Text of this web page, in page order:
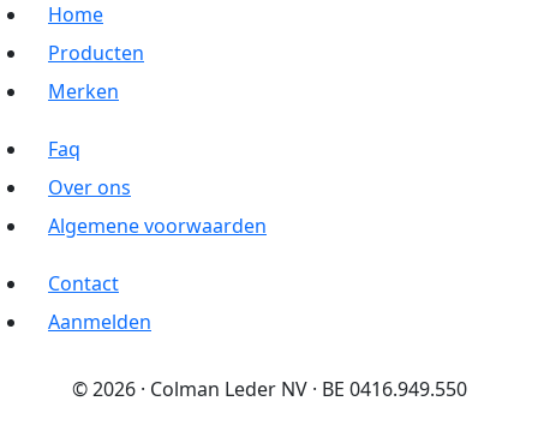
Home
Producten
Merken
Faq
Over ons
Algemene voorwaarden
Contact
Aanmelden
© 2026 · Colman Leder NV · BE 0416.949.550